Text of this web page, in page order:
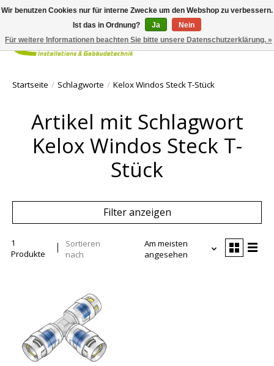
Ihr
Startseite / Schlagworte / Kelox Windos Steck T-Stück
Artikel mit Schlagwort
Kelox Windos Steck T-
Stück
Filter anzeigen
1
Produkte
Sortieren
nach
Am meisten
angesehen
Wir benutzen Cookies nur für interne Zwecke um den Webshop zu verbessern.
Ist das in Ordnung?
Ja
Nein
Für weitere Informationen beachten Sie bitte unsere Datenschutzerklärung. »